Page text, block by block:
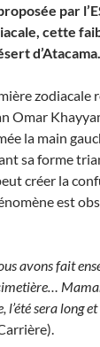
par
cette
d’Atacama.
Omar
la main
sa forme
créer la
est
avons fait
sera long et